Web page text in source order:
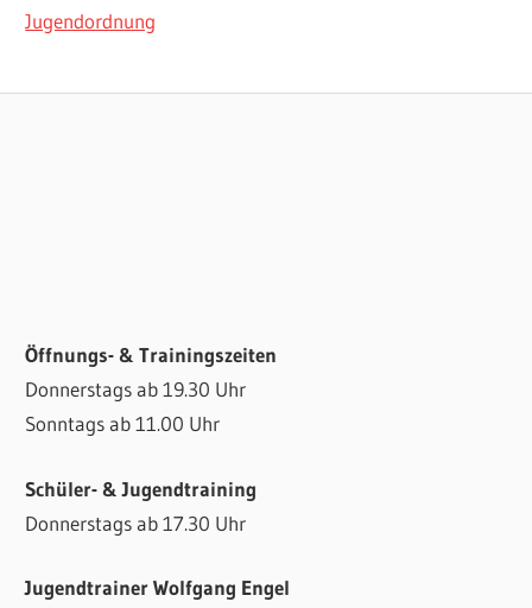
Jugendordnung
Öffnungs- & Trainingszeiten
Donnerstags ab 19.30 Uhr
Sonntags ab 11.00 Uhr
Schüler- & Jugendtraining
Donnerstags ab 17.30 Uhr
Jugendtrainer Wolfgang Engel